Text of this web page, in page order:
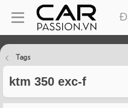
Tags
ktm 350 exc-f